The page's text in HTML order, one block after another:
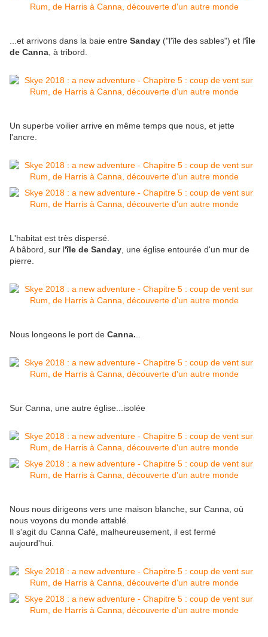
...et arrivons dans la baie entre Sanday ("l'île des sables") et l'île
de Canna , à tribord.
Un superbe voilier arrive en même temps que nous, et jette
l'ancre.
L'habitat est très dispersé.
A bâbord, sur l'île de Sanday , une église entourée d'un mur de
pierre.
Nous longeons le port de Canna.
Sur Canna, une autre église...isolée
Nous nous dirigeons vers une maison blanche, sur Canna, où
nous voyons du monde attablé.
Il s'agit du Canna Café, malheureusement, il est fermé
aujourd'hui.